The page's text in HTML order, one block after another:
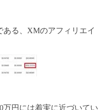
ある、XMのアフィリエイ
万円には着実に近づいてい